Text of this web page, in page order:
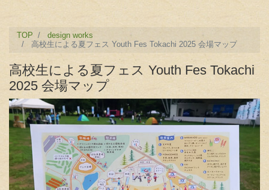
TOP
design works
高校生による夏フェス Youth Fes Tokachi 2025 会場マップ
高校生による夏フェス Youth Fes Tokachi
2025 会場マップ